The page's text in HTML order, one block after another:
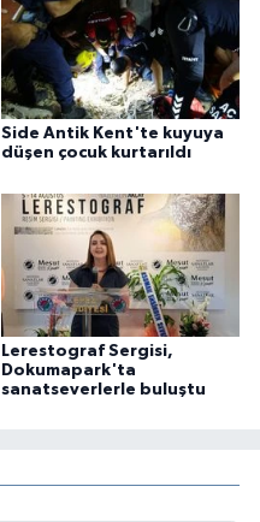
Side Antik Kent'te kuyuya
düşen çocuk kurtarıldı
Lerestograf Sergisi,
Dokumapark'ta
sanatseverlerle buluştu